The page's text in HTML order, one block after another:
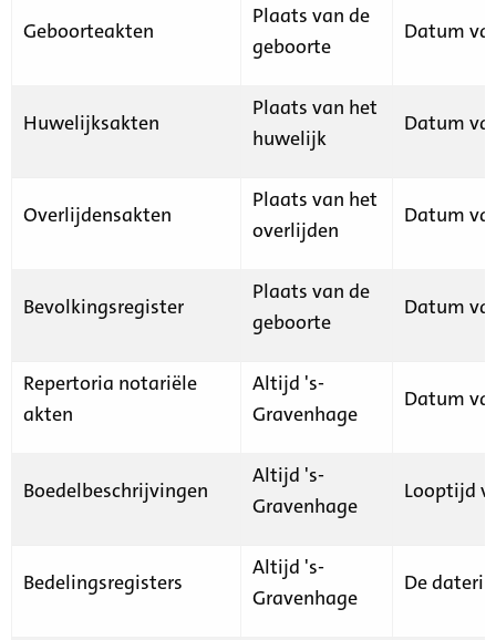
Geboorteakten
Plaats van de
geboorte
Datum
Huwelijksakten
Plaats van het
huwelijk
Datum
Overlijdensakten
Plaats van het
overlijden
Datum
Bevolkingsregister
Plaats van de
geboorte
Datum
Repertoria notariële
akten
Altijd 's-
Gravenhage
Datum
Boedelbeschrijvingen
Altijd 's-
Gravenhage
Looptijd
Bedelingsregisters
Altijd 's-
Gravenhage
De